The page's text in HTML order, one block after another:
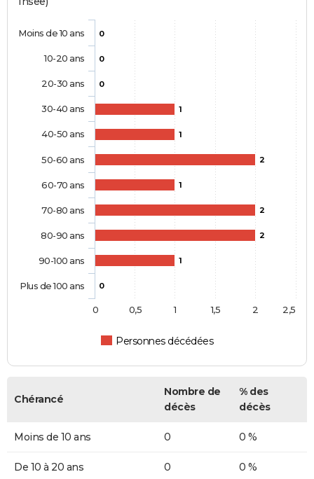
0
0
0
1
1
2
1
2
2
1
0
Personnes décédées
Moins de 10 ans
10-20 ans
20-30 ans
30-40 ans
40-50 ans
50-60 ans
60-70 ans
70-80 ans
80-90 ans
90-100 ans
Plus de 100 ans
0 0,5 1 1,5 2 2,5
Chérancé
Nombre de
décès
% des
décès
Moins de 10 ans 0 0 %
De 10 à 20 ans 0 0 %